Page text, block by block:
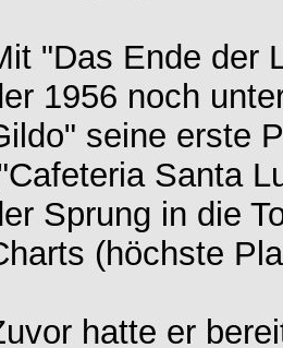
"Das Ende der
1956 noch
seine erste
Santa
Sprung in die
(höchste
hatte er